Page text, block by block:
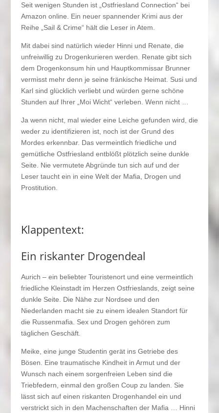
Seit wenigen Stunden ist „Ostfriesland Connection“ bei
Amazon online. Ein neuer spannender Krimi aus der
Reihe „Sail & Crime“ hält die Leser in Atem.
Mit dabei sind natürlich wieder Hinni und Renate, die
unfreiwillig zu Drogenkurieren werden. Renate gibt sich
dem Drogenkonsum hin und Hauptkommissar Brunner
vermisst mehr denn je seine fränkische Heimat. Susi und
Karl sind glücklich verliebt und würden gerne schöne
Stunden auf Ihrer „Moi Wicht“ verleben. Wenn nicht …
Ja wenn nicht, mal wieder eine Leiche gefunden wird, die
weder zu identifizieren ist, noch ist der Grund des
Mordes erkennbar. Das vermeintlich friedliche und
gemütliche Ostfriesland entblößt plötzlich seine dunkle
Seite. Nie vermutete Abgründe tun sich auf und der
Leser taucht ein in eine Welt der Mafia, Drogen und
Prostitution.
Klappentext:
Ein riskanter Drogendeal
Aurich – ein beliebter Touristenort und eine vermeintlich
friedliche Kleinstadt im Herzen Ostfrieslands, zeigt seine
dunkle Seite. Die Nähe zur Nordsee und den
Niederlanden macht sie zu einem idealen Standort für
die Russenmafia. Sex und Drogen gehören zum
täglichen Geschäft.
Meike, eine junge Studentin gerät ins Getriebe des
Bösen. Eine traumatische Kindheit in Armut und der
Wunsch nach einem sorgenfreien Leben sind die
Triebfedern, einmal den großen Coup zu landen. Sie
lässt sich auf einen riskanten Drogenhandel ein und
verstrickt sich in den Machenschaften der Mafia … Hinni